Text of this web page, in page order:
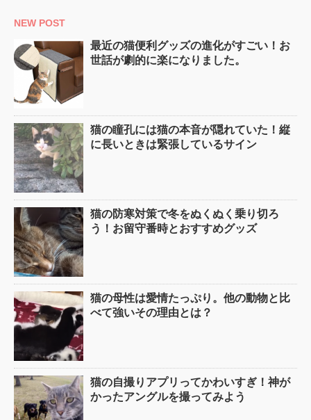
NEW POST
最近の猫便利グッズの進化がすごい！お
世話が劇的に楽になりました。
猫の瞳孔には猫の本音が隠れていた！縦
に長いときは緊張しているサイン
猫の防寒対策で冬をぬくぬく乗り切ろ
う！お留守番時とおすすめグッズ
猫の母性は愛情たっぷり。他の動物と比
べて強いその理由とは？
猫の自撮りアプリってかわいすぎ！神が
かったアングルを撮ってみよう